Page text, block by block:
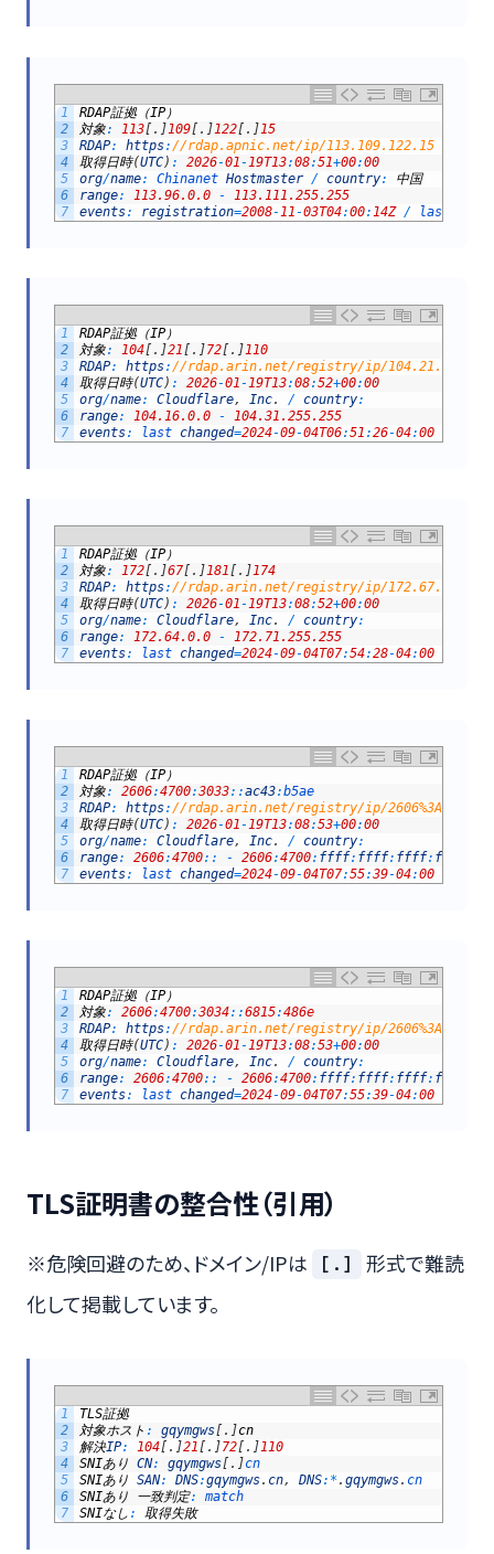
1
2
3
4
5
6
7
RDAP証拠（IP ）
対象: 113[ . ] 109[ . ] 122[ . ] 15
RDAP: https: //rdap.apnic.net/ip/113.109.122.15
取得日時(UTC) : 2026-01- 19T13:08:51+00:00
org/name: Chinanet Hostmaster / country:
中国
range: 113.96.0.0 -
113.111.255.255
events: registration=2008- 11-03T04:00: 14Z / last
1
2
3
4
5
6
7
RDAP証拠（IP ）
対象: 104[ . ]21 [ . ]72[ . ] 110
RDAP: https: //rdap.arin.net/registry/ip/104.21.72.110
取得日時(UTC) : 2026-01- 19T13:08:52+00:00
org/name: Cloudflare, Inc. / country:
range: 104.16.0.0 -
104.31.255.255
events: last changed=2024-09-04T06:51 :26-04:00
1
2
3
4
5
6
7
RDAP証拠（IP ）
対象: 172[ . ]67[ . ]181[ . ]174
RDAP: https://rdap.arin.net/registry/ip/
取得日時(UTC) : 2026-01-19T13:08:52+00:00
org/name: Cloudflare, Inc. / country:
range: 172.64.0.0 -
172.71.255.255
events: last changed=2024-09-04T07:54:28-04:00
1
2
3
4
5
6
7
RDAP証拠（IP ）
対象: 2606:4700:3033::ac43:b5ae
RDAP: https://rdap.arin.net/registry/ip/
取得日時(UTC) : 2026-01-19T13:08:53+00:00
org/name: Cloudflare, Inc. / country:
range: 2606:4700:: - 2606:4700: ffff: ffff: ffff: ffff
events: last changed=2024-09-04T07:55:39-04:00
1
2
3
4
5
6
7
RDAP証拠（IP ）
対象: 2606:4700:3034::6815:486e
RDAP: https://rdap.arin.net/registry/ip/
取得日時(UTC) : 2026-01-19T13:08:53+00:00
org/name: Cloudflare, Inc. / country:
range: 2606:4700:: - 2606:4700: ffff: ffff: ffff: ffff
events: last changed=2024-09-04T07:55:39-04:00
TLS証明書の整合性（引用）
※危険回避のため、ドメイン/IPは [.]
形式で難読
化して掲載しています。
1
2
3
4
5
6
7
TLS証拠
対象ホスト : gqymgws[ . ]cn
解決IP: 104[ . ]21[ . ]72[ . ]110
SNIあり CN: gqymgws[ . ]cn
SNIあり SAN: DNS:gqymgws. cn, DNS: * .gqymgws. cn
SNIあり 一致判定:
match
SNIなし : 取得失敗